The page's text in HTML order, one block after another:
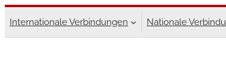
Inhalt
Internationale Verbindungen Nationale